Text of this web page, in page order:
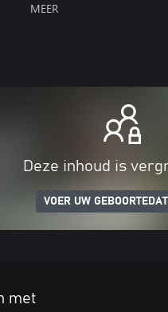
MEER
Deze inhoud is
VOER UW
met